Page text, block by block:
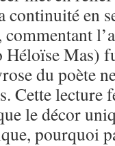
continuité en
commentant
Héloïse Mas)
du poète
Cette lecture
le décor
pourquoi